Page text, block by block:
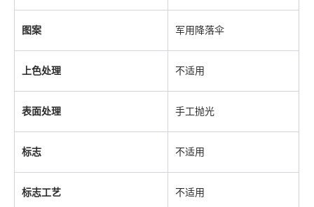
图案 军用降落伞
上色处理 不适用
表面处理 手工抛光
标志 不适用
标志工艺 不适用